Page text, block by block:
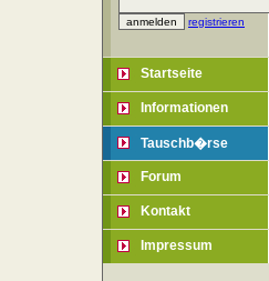
registrieren
Startseite
Informationen
Tauschb�rse
Forum
Kontakt
Impressum